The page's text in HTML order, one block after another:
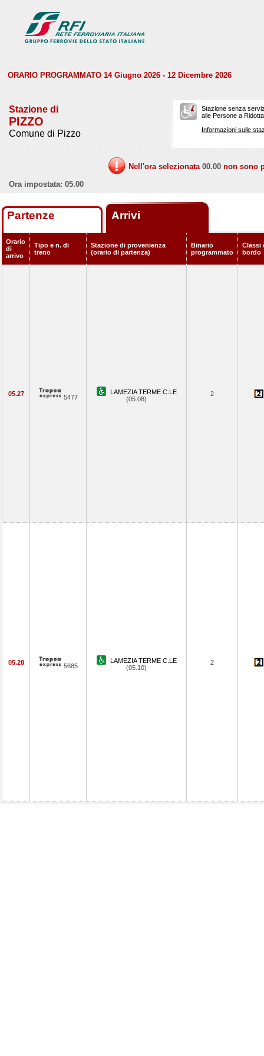
ORARIO PROGRAMMATO 14 Giugno 2026 - 12 Dicembre 2026
Stazione di
PIZZO
Comune di Pizzo
Stazione senza
alle Persone a
Informazioni sulle
Nell'ora selezionata 00.00 non sono
Ora impostata: 05.00
Partenze Arrivi
Orario
di
arrivo
Tipo e n. di
treno
Stazione di provenienza
(orario di partenza)
Binario
programmato
Classi
bordo
05.27 5477
LAMEZIA TERME C.LE
(05.08)
2
05.28 5685
LAMEZIA TERME C.LE
(05.10)
2